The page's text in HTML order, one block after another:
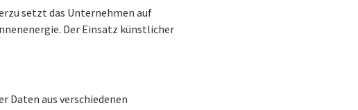
setzt das Unternehmen auf
Der Einsatz künstlicher
Daten aus verschiedenen